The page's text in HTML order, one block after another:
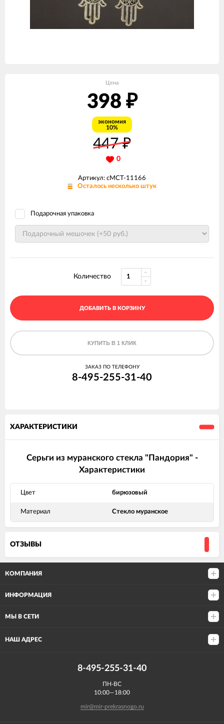
Цена
398 ₽
экономия
10%
447₽
0
Артикул: сМСТ-11166
Осталось несколько штук
Подарочная упаковка
Количество
ДОБАВИТЬ В КОРЗИНУ
КУПИТЬ В 1 КЛИК
ЗАКАЗ ПО ТЕЛЕФОНУ
8-495-255-31-40
ХАРАКТЕРИСТИКИ
Серьги из муранского стекла "Пандория" -
Характеристики
Цвет бирюзовый
Материал Стекло муранское
ОТЗЫВЫ
КОМПАНИЯ
ИНФОРМАЦИЯ
МЫ В СЕТИ
НАШ АДРЕС
8-495-255-31-40
ПН-ВС
10:00—18:00
mir@mir-prekrasnogo.ru